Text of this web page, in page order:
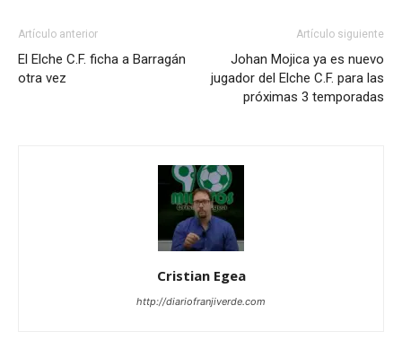
Artículo anterior
El Elche C.F. ficha a Barragán
otra vez
Artículo siguiente
Johan Mojica ya es nuevo
jugador del Elche C.F. para las
próximas 3 temporadas
Cristian Egea
http://diariofranjiverde.com